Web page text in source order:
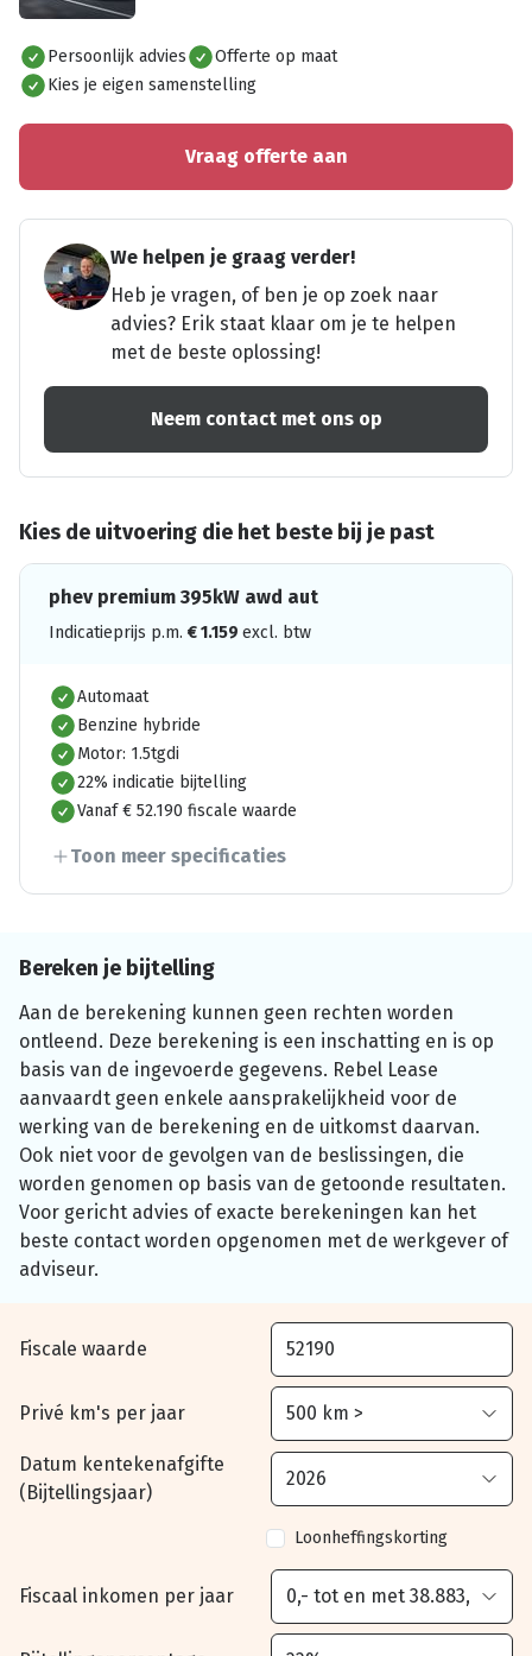
Alles bekijken
Persoonlijk advies
Offerte op maat
Kies je eigen samenstelling
Vraag offerte aan
We helpen je graag verder!
Heb je vragen, of ben je op zoek naar
advies? Erik staat klaar om je te helpen
met de beste oplossing!
Neem contact met ons op
Kies de uitvoering die het beste bij je past
phev premium 395kW awd aut
Indicatieprijs p.m. €1.159 excl. btw
Automaat
Benzine hybride
Motor: 1.5tgdi
22% indicatie bijtelling
Vanaf € 52.190 fiscale waarde
Toon meer specificaties
Bereken je bijtelling
Aan de berekening kunnen geen rechten worden
ontleend. Deze berekening is een inschatting en is op
basis van de ingevoerde gegevens. Rebel Lease
aanvaardt geen enkele aansprakelijkheid voor de
werking van de berekening en de uitkomst daarvan.
Ook niet voor de gevolgen van de beslissingen, die
worden genomen op basis van de getoonde resultaten.
Voor gericht advies of exacte berekeningen kan het
beste contact worden opgenomen met de werkgever of
adviseur.
Fiscale waarde
Privé km's per jaar
Datum kentekenafgifte
(Bijtellingsjaar)
Loonheffingskorting
Fiscaal inkomen per jaar